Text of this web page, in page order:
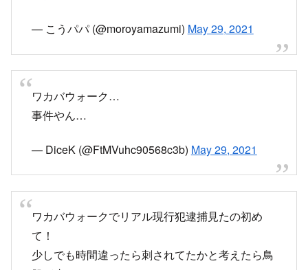
命に別状が無ければ良いのですが…#ワカバウォ
— こうパパ (@moroyamazumi)
ワカバウォーク…
事件やん…
— DiceK (@FtMVuhc90568c3b)May 29, 2021